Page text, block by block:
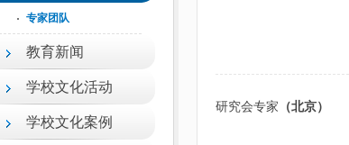
专家团队
教育新闻
学校文化活动
学校文化案例
研究会专家 （北京）